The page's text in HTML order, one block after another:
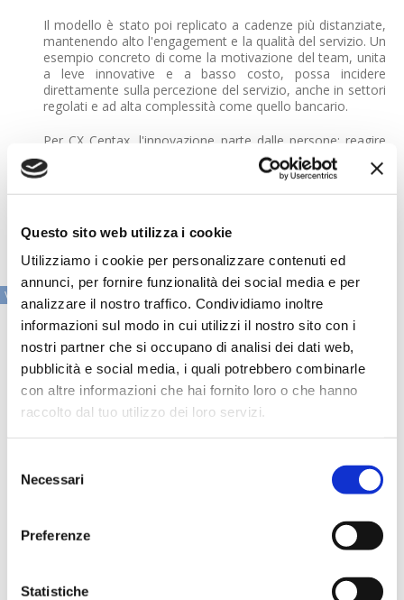
Questo sito web utilizza i cookie
Utilizziamo i cookie per personalizzare contenuti ed
annunci, per fornire funzionalità dei social media e per
analizzare il nostro traffico. Condividiamo inoltre
informazioni sul modo in cui utilizzi il nostro sito con i
nostri partner che si occupano di analisi dei dati web,
pubblicità e social media, i quali potrebbero combinarle
con altre informazioni che hai fornito loro o che hanno
raccolto dal tuo utilizzo dei loro servizi.
delNecessari
Preferenze
Statistiche
Il modello è stato poi replicato a cadenze più distanziate,
mantenendo alto l'engagement e la qualità del servizio. Un
esempio concreto di come la motivazione del team, unita
a leve innovative e a basso costo, possa incidere
direttamente sulla percezione del servizio, anche in settori
regolati e ad alta complessità come quello bancario.
Per CX Centax, l'innovazione parte dalle persone: reagire
con prontezza, valorizzare l'apporto personale di ogni
risorsa e puntare su esperienze concrete sono i veri
VAI ALLA SEZIONE IN PRIMO PIANO